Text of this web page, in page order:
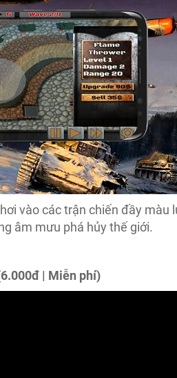
vào các trận chiến đầy màu
âm mưu phá hủy thế giới.
| Miễn phí)